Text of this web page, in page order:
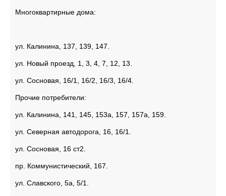
Многоквартирные дома:
ул. Калинина, 137, 139, 147.
ул. Новый проезд, 1, 3, 4, 7, 12, 13.
ул. Сосновая, 16/1, 16/2, 16/3, 16/4.
Прочие потребители:
ул. Калинина, 141, 145, 153а, 157, 157а, 159.
ул. Северная автодорога, 16, 16/1.
ул. Сосновая, 16 ст2.
пр. Коммунистический, 167.
ул. Славского, 5а, 5/1.